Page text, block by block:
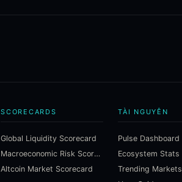
SCORECARDS
Global Liquidity Scorecard
Macroeconomic Risk Scorecard
Altcoin Market Scorecard
TÀI NGUYÊN
Pulse Dashboard
Ecosystem Stats
Trending Markets